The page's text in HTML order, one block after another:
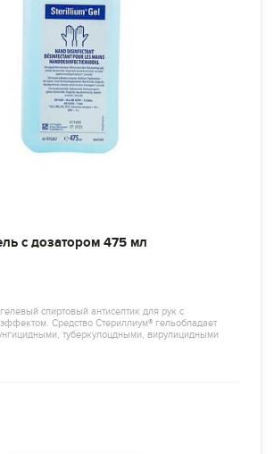
с дозатором 475 мл
спиртовый антисептик для рук с
Средство Стериллиум® гельобладает
туберкулоцдными, вирулицидными